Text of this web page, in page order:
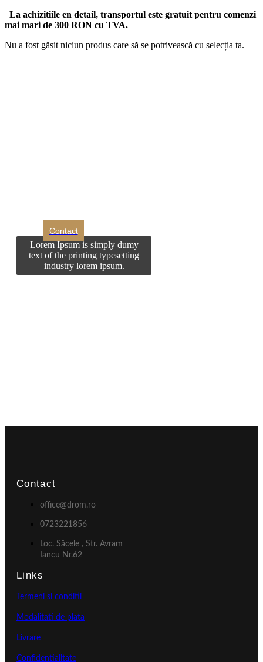
La achizitiile en detail, transportul este gratuit pentru comenzi
mai mari de 300 RON cu TVA.
Nu a fost găsit niciun produs care să se potrivească cu selecția ta.
Contact
Lorem Ipsum is simply dumy
text of the printing typesetting
industry lorem ipsum.
Contact
office@drom.ro
0723221856
Loc. Săcele , Str. Avram
Iancu Nr.62
Links
Termeni si conditii
Modalitati de plata
Livrare
Confidentialitate